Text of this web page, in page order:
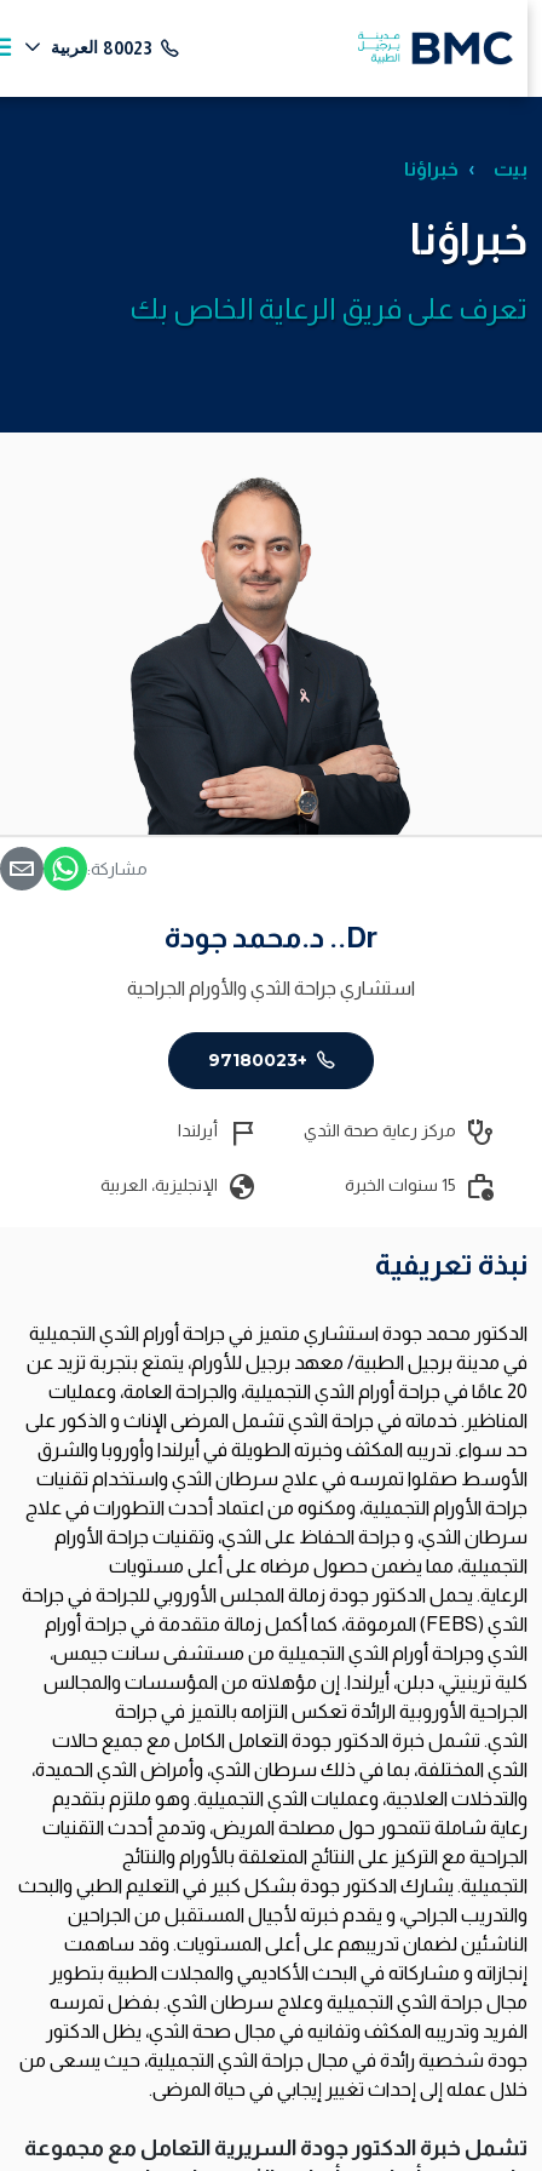
80023 العربية
بيت خبراؤنا
خبراؤنا
تعرف على فريق الرعاية الخاص بك
مشاركة:
Dr.. د.محمد جودة
استشاري جراحة الثدي والأورام الجراحية
+97180023
stethoscope مركز رعاية صحة الثدي flag_2 أيرلندا
work_history 15 سنوات الخبرة globe الإنجليزية، العربية
نبذة تعريفية
الدكتور محمد جودة استشاري متميز في جراحة أورام الثدي التجميلية
في مدينة برجيل الطبية/ معهد برجيل للأورام، يتمتع بتجربة تزيد عن
20 عامًا في جراحة أورام الثدي التجميلية، والجراحة العامة، وعمليات
المناظير. خدماته في جراحة الثدي تشمل المرضى الإناث و الذكور على
حد سواء. تدريبه المكثف وخبرته الطويلة في أيرلندا وأوروبا والشرق
الأوسط صقلوا تمرسه في علاج سرطان الثدي واستخدام تقنيات
جراحة الأورام التجميلية، ومكنوه من اعتماد أحدث التطورات في علاج
سرطان الثدي، و جراحة الحفاظ على الثدي، وتقنيات جراحة الأورام
التجميلية، مما يضمن حصول مرضاه على أعلى مستويات
الرعاية.يحمل الدكتور جودة زمالة المجلس الأوروبي للجراحة في جراحة
الثدي (FEBS) المرموقة، كما أكمل زمالة متقدمة في جراحة أورام
الثدي وجراحة أورام الثدي التجميلية من مستشفى سانت جيمس،
كلية ترينيتي، دبلن، أيرلندا. إن مؤهلاته من المؤسسات والمجالس
الجراحية الأوروبية الرائدة تعكس التزامه بالتميز في جراحة
الثدي.تشمل خبرة الدكتور جودة التعامل الكامل مع جميع حالات
الثدي المختلفة، بما في ذلك سرطان الثدي، وأمراض الثدي الحميدة،
والتدخلات العلاجية، وعمليات الثدي التجميلية. وهو ملتزم بتقديم
رعاية شاملة تتمحور حول مصلحة المريض، وتدمج أحدث التقنيات
الجراحية مع التركيز على النتائج المتعلقة بالأورام والنتائج
التجميلية.يشارك الدكتور جودة بشكل كبير في التعليم الطبي والبحث
والتدريب الجراحي، و يقدم خبرته لأجيال المستقبل من الجراحين
الناشئين لضمان تدريبهم على أعلى المستويات. وقد ساهمت
إنجازاته و مشاركاته في البحث الأكاديمي والمجلات الطبية بتطوير
مجال جراحة الثدي التجميلية وعلاج سرطان الثدي.بفضل تمرسه
الفريد وتدريبه المكثف وتفانيه في مجال صحة الثدي، يظل الدكتور
جودة شخصية رائدة في مجال جراحة الثدي التجميلية، حيث يسعى من
خلال عمله إلى إحداث تغيير إيجابي في حياة المرضى.
تشمل خبرة الدكتور جودة السريرية التعامل مع مجموعة